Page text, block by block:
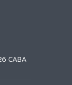
CABA